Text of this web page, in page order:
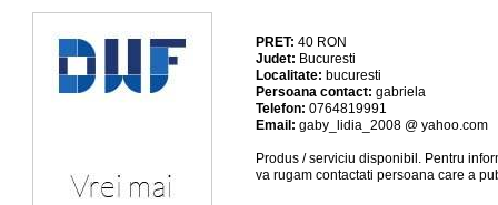
PRET: 40 RON
Judet: Bucuresti
Localitate: bucuresti
Persoana contact: gabriela
Telefon: 0764819991
Email: gaby_lidia_2008 @ yahoo.com
Produs / serviciu disponibil . Pentru
va rugam contactati persoana care a